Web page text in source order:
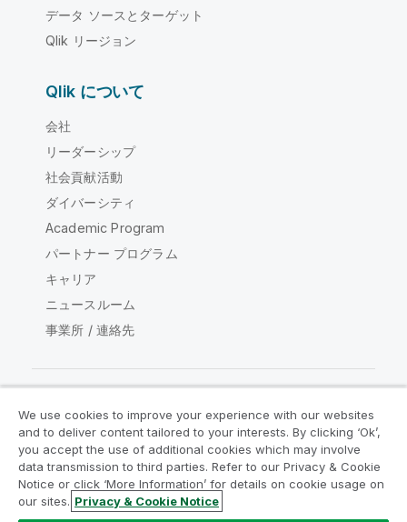
データ ソースとターゲット
Qlik リージョン
Qlik について
会社
リーダーシップ
社会貢献活動
ダイバーシティ
Academic Program
パートナー プログラム
キャリア
ニュースルーム
事業所 / 連絡先
Qlik コミュニティ
法的契約 製品規約
Legal Policies
リーガルポリシー
利用規約
We use cookies to improve your experience with our websites
and to deliver content tailored to your interests. By clicking ‘Ok’,
you accept the use of additional cookies which may involve
data transmission to third parties. Refer to our Privacy & Cookie
Notice or click ‘More Information’ for details on cookie usage on
our sites. Privacy & Cookie Notice